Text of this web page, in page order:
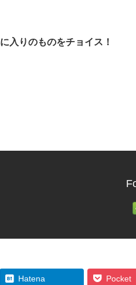
入りのものをチョイス！
Hatena Pocket